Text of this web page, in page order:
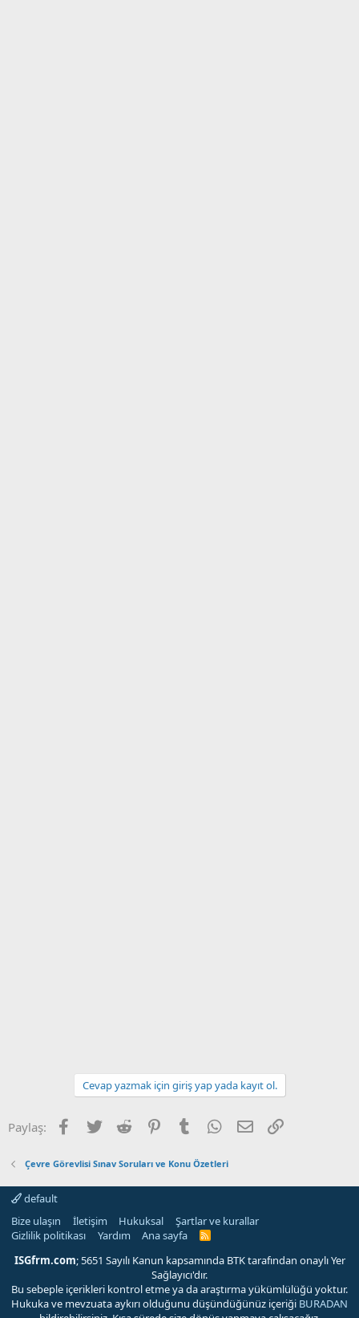
Cevap yazmak için giriş yap yada kayıt ol.
Paylaş: Facebook
Twitter Reddit PinterestTumblr WhatsApp
E-posta
Çevre Görevlisi Sınav Soruları ve Konu Özetleri
default
Bize ulaşın
İletişim Hukuksal
Şartlar ve kurallar
Gizlilik politikası
Yardım Ana sayfa
R
S
ISGfrm.com; 5651 Sayılı Kanun kapsamında BTK tarafından onaylı Yer
Sağlayıcı'dır.
Bu sebeple içerikleri kontrol etme ya da araştırma yükümlülüğü yoktur.
Hukuka ve mevzuata aykırı olduğunu düşündüğünüz içeriği BURADAN